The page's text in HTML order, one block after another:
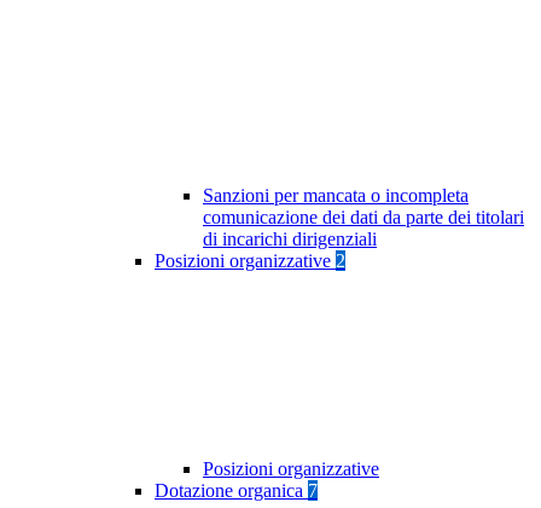
Sanzioni per mancata o incompleta
comunicazione dei dati da parte dei titolari
di incarichi dirigenziali
Posizioni organizzative 2
Posizioni organizzative
Dotazione organica 7